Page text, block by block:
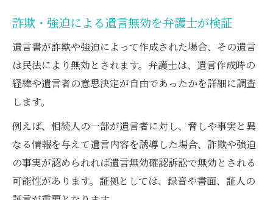
詐欺・強迫による遺言無効を弁護士が検証
遺言書が詐欺や強迫によって作成された場合、その遺言
は民法により無効とされます。弁護士は、遺言作成時の
経緯や遺言者の意思決定が自由であったかを詳細に調査
します。
例えば、相続人の一部が遺言者に対し、脅しや事実と異
なる情報を与えて遺言内容を誘導した場合、詐欺や強迫
の事実が認められれば遺言無効確認訴訟で無効とされる
可能性があります。証拠としては、録音や書面、証人の